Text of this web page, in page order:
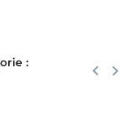
: keyboard_arrow_left keyboard_arrow_right